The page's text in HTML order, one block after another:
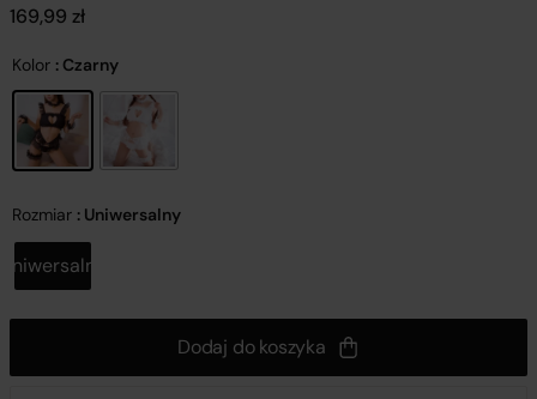
169,99 zł
Kolor : Czarny
Rozmiar : Uniwersalny
Uniwersalny
Dodaj do koszyka